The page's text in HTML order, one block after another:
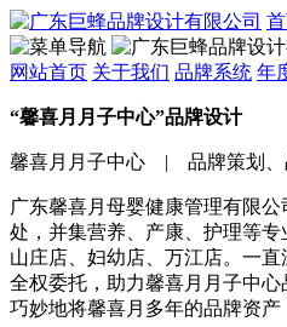
网站首页 关于我们 品牌系统 年
“馨喜月月子中心”品牌设计
馨喜月月子中心 | 品牌策划、
广东馨喜月母婴健康管理有限
处，并集营养、产康、护理等
山庄店、妇幼店、万江店。一
全权委托，助力馨喜月月子中
巧妙地将馨喜月多年的品牌资